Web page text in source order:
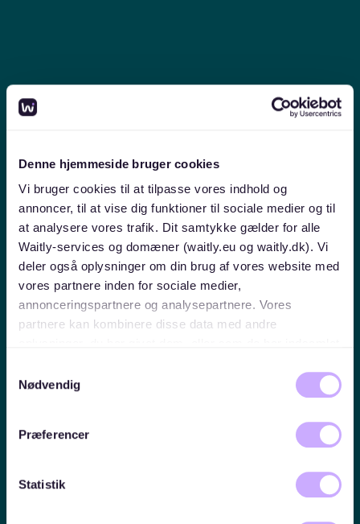
Denne hjemmeside bruger cookies
Vi bruger cookies til at tilpasse vores indhold og
annoncer, til at vise dig funktioner til sociale medier og til
at analysere vores trafik. Dit samtykke gælder for alle
Waitly-services og domæner (waitly.eu og waitly.dk). Vi
deler også oplysninger om din brug af vores website med
vores partnere inden for sociale medier,
annonceringspartnere og analysepartnere. Vores
partnere kan kombinere disse data med andre
cookies, hvis du fortsætter med at anvende vores
Nødvendig
Præferencer
Statistik
VDIV
VDIV represents 3,800 companies managing 8.2
million apartments, with local support from 10 regional
associations.
Read more about VDIV